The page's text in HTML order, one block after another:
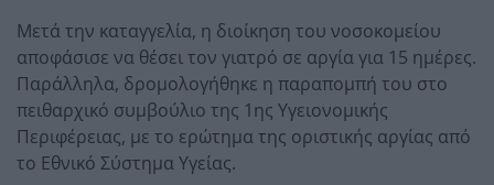
Μετά την καταγγελία, η διοίκηση του νοσοκομείου
αποφάσισε να θέσει τον γιατρό σε αργία για 15 ημέρες.
Παράλληλα, δρομολογήθηκε η παραπομπή του στο
πειθαρχικό συμβούλιο της 1ης Υγειονομικής
Περιφέρειας, με το ερώτημα της οριστικής αργίας από
το Εθνικό Σύστημα Υγείας.